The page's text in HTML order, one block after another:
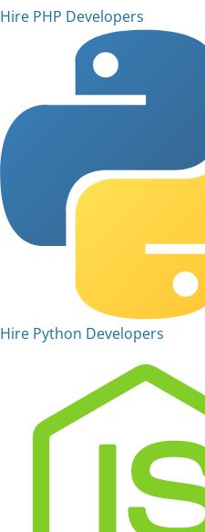
Hire PHP Developers
Hire Python Developers